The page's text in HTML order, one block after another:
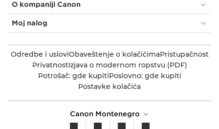
O kompaniji Canon
Moj nalog
Odredbe i usloviObaveštenje o kolačićimaPristupačnost
PrivatnostIzjava o modernom ropstvu (PDF)
Potrošač: gde kupitiPoslovno: gde kupiti
Postavke kolačića
Canon Montenegro